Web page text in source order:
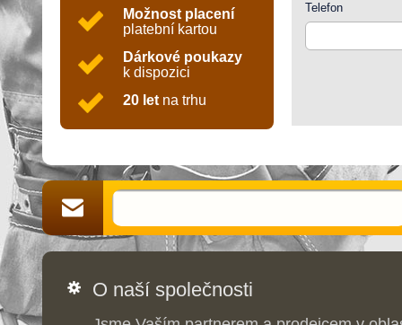
Možnost placení
platební kartou
Dárkové poukazy
k dispozici
20 let na trhu
Telefon
O naší společnosti